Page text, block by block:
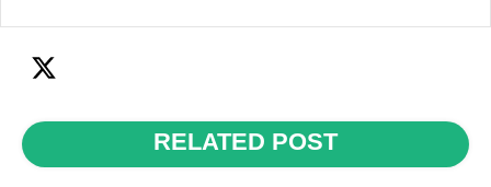
RELATED POST